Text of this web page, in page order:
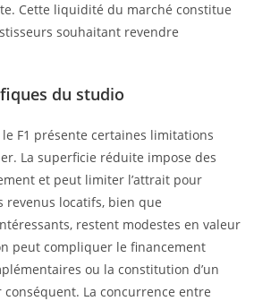
Cette liquidité du marché constitue
souhaitant revendre
du studio
le F1 présente certaines limitations
La superficie réduite impose des
et peut limiter l’attrait pour
revenus locatifs, bien que
restent modestes en valeur
peut compliquer le financement
ou la constitution d’un
La concurrence entre